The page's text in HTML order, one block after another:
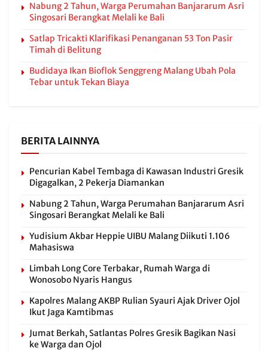
Nabung 2 Tahun, Warga Perumahan Banjararum Asri
Singosari Berangkat Melali ke Bali
Satlap Tricakti Klarifikasi Penanganan 53 Ton Pasir
Timah di Belitung
Budidaya Ikan Bioflok Senggreng Malang Ubah Pola
Tebar untuk Tekan Biaya
BERITA LAINNYA
Pencurian Kabel Tembaga di Kawasan Industri Gresik
Digagalkan, 2 Pekerja Diamankan
Nabung 2 Tahun, Warga Perumahan Banjararum Asri
Singosari Berangkat Melali ke Bali
Yudisium Akbar Heppie UIBU Malang Diikuti 1.106
Mahasiswa
Limbah Long Core Terbakar, Rumah Warga di
Wonosobo Nyaris Hangus
Kapolres Malang AKBP Rulian Syauri Ajak Driver Ojol
Ikut Jaga Kamtibmas
Jumat Berkah, Satlantas Polres Gresik Bagikan Nasi
ke Warga dan Ojol